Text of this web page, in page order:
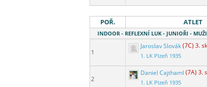
POŘ. ATLET
INDOOR - REFLEXNÍ LUK - JUNIOŘI -
1
Jaroslav Slovák(7C) 3.
1. LK Plzeň 1935
2
Daniel Cajthaml (7A) 3.
1. LK Plzeň 1935